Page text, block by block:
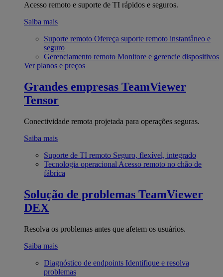
Acesso remoto e suporte de TI rápidos e seguros.
Saiba mais
Suporte remoto Ofereça suporte remoto instantâneo e
seguro
Gerenciamento remoto Monitore e gerencie dispositivos
Ver planos e preços
Grandes empresas TeamViewer
Tensor
Conectividade remota projetada para operações seguras.
Saiba mais
Suporte de TI remoto Seguro, flexível, integrado
Tecnologia operacional Acesso remoto no chão de
fábrica
Solução de problemas TeamViewer
DEX
Resolva os problemas antes que afetem os usuários.
Saiba mais
Diagnóstico de endpoints Identifique e resolva
problemas